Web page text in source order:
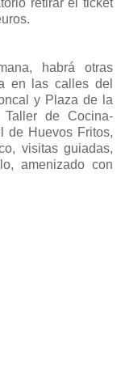
habrá otras
en las calles del
y Plaza de la
de Cocina-
de Huevos Fritos,
visitas guiadas,
amenizado con